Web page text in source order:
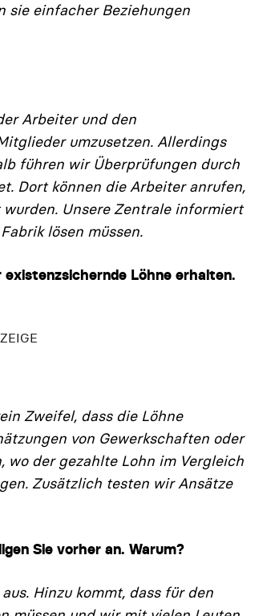
sie einfacher Beziehungen
Ar­beiter und den
umzusetzen. Allerdings
führen wir Überprüfun­gen durch
Dort können die Arbeiter anrufen,
Unsere Zentrale informiert
lösen müssen.
Löhne erhalten.
Zweifel, dass die Löhne
von Gewerkschaf­ten oder
wo der gezahlte Lohn im Vergleich
Zu­sätzlich testen wir Ansätze
Sie vorher an. Warum?
Hinzu kommt, dass für den